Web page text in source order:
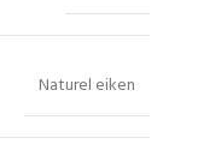
Naturel eiken